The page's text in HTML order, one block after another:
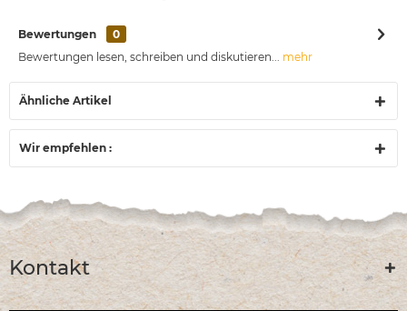
Bewertungen
0
Bewertungen lesen, schreiben und diskutieren... mehr
Ähnliche Artikel
Wir empfehlen :
Kontakt